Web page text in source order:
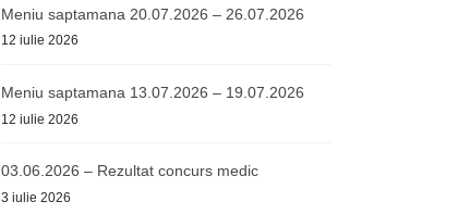
Meniu saptamana 20.07.2026 – 26.07.2026
12 iulie 2026
Meniu saptamana 13.07.2026 – 19.07.2026
12 iulie 2026
03.06.2026 – Rezultat concurs medic
3 iulie 2026